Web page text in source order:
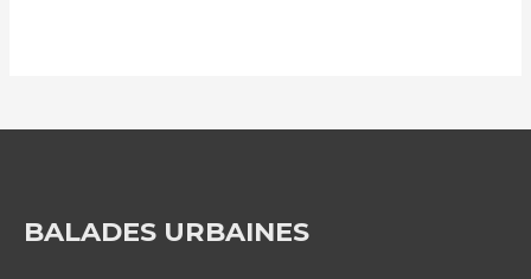
BALADES URBAINES